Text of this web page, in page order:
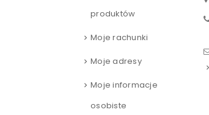
produktów
Moje rachunki
Moje adresy
Moje informacje
osobiste